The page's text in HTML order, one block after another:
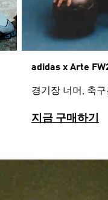
adidas x Arte
경기장 너머, 축
지금 구매하기